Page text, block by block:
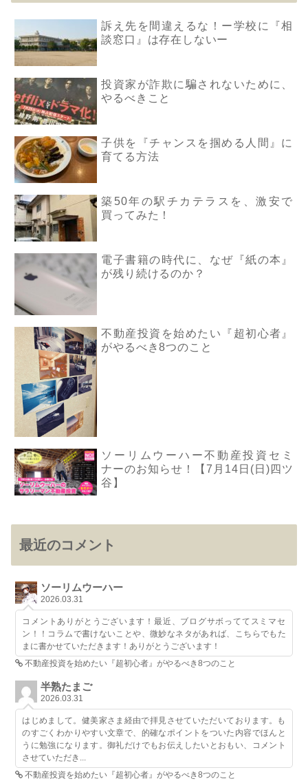
訴え先を間違えるな！ー学校に『相
談窓口』は存在しないー
投資家が詐欺に騙されないために、
やるべきこと
子供を『チャンスを掴める人間』に
育てる方法
築50年の駅チカテラスを、激安で
買ってみた！
電子書籍の時代に、なぜ『紙の本』
が残り続けるのか？
不動産投資を始めたい『超初心者』
がやるべき8つのこと
ソーリムウーハー不動産投資セミ
ナーのお知らせ！【7月14日(日)四ツ
谷】
最近のコメント
ソーリムウーハー
2026.03.31
コメントありがとうございます！最近、ブログサボっててスミマセ
ン！！コラムで書けないことや、微妙なネタがあれば、こちらでもた
まに書かせていただきます！ありがとうございます！
不動産投資を始めたい『超初心者』がやるべき8つのこと
半熟たまご
2026.03.31
はじめまして。健美家さま経由で拝見させていただいております。も
のすごくわかりやすい文章で、的確なポイントをついた内容でほんと
うに勉強になります。御礼だけでもお伝えしたいとおもい、コメント
させていただき...
不動産投資を始めたい『超初心者』がやるべき8つのこと